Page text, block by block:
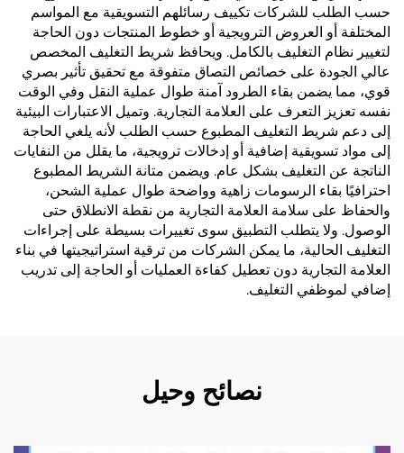
حسب الطلب للشركات تكييف رسائلهم التسويقية مع المواسم
المختلفة أو العروض الترويجية أو خطوط المنتجات دون الحاجة
لتغيير نظام التغليف بالكامل. ويحافظ شريط التغليف المخصص
عالي الجودة على خصائص التصاق متفوقة مع تحقيق تأثير بصري
قوي، مما يضمن بقاء الطرود آمنة طوال عملية النقل وفي الوقت
نفسه تعزيز التعرف على العلامة التجارية. وتميل الاعتبارات البيئية
إلى دعم شريط التغليف المطبوع حسب الطلب لأنه يلغي الحاجة
إلى مواد تسويقية إضافية أو إدخالات ترويجية، ما يقلل من النفايات
الناتجة عن التغليف بشكل عام. ويضمن متانة الشريط المطبوع
احترافيًا بقاء الرسومات زاهية وواضحة طوال عملية الشحن،
والحفاظ على سلامة العلامة التجارية من نقطة الانطلاق حتى
الوصول. ولا يتطلب التطبيق سوى تغييرات بسيطة على إجراءات
التغليف الحالية، ما يمكن الشركات من ترقية استراتيجيتها في بناء
العلامة التجارية دون تعطيل كفاءة العمليات أو الحاجة إلى تدريب
إضافي لموظفي التغليف.
نصائح وحيل